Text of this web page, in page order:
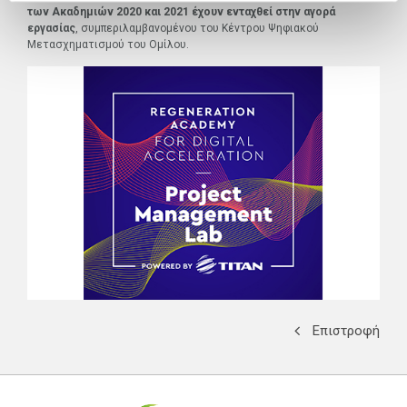
των Ακαδημιών 2020 και 2021 έχουν ενταχθεί στην αγορά
εργασίας , συμπεριλαμβανομένου του Κέντρου Ψηφιακού
Μετασχηματισμού του Ομίλου.
Επιστροφή